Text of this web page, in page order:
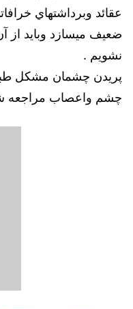
عقائد وبرداشتهاي
ضعيف ميسازد وبايد از
نشويم .
پریدن چشمان مشکل
چشم واعصاب مراجعه